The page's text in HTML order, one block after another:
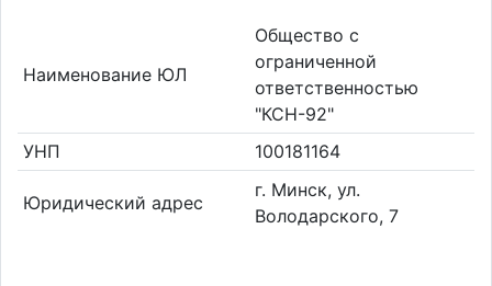
Наименование ЮЛ
Общество с
ограниченной
ответственностью
"КСН-92"
УНП
100181164
Юридический адрес
г. Минск, ул.
Володарского, 7